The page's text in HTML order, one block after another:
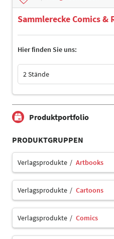
Sammlerecke Comics &
Hier finden Sie uns:
2 Stände
Produktportfolio
PRODUKTGRUPPEN
Verlagsprodukte Artbooks
Verlagsprodukte Cartoons
Verlagsprodukte Comics